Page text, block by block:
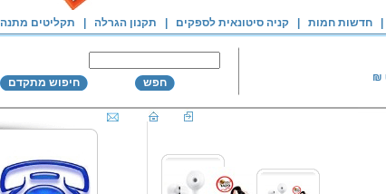
חדשות חמות קניה סיטונאית לספקים תקנון הגרלה תקליטים מתנה
₪ חפש חיפוש מתקדם